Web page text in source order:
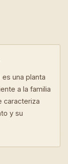
una planta
a la familia
caracteriza
y su